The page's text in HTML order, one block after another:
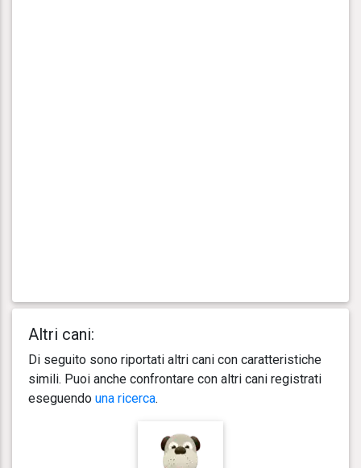
Altri cani:
Di seguito sono riportati altri cani con caratteristiche
simili. Puoi anche confrontare con altri cani registrati
eseguendo una ricerca.